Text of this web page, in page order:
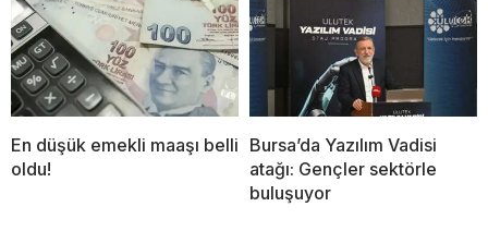
En düşük emekli maaşı belli
oldu!
Bursa’da Yazılım Vadisi
atağı: Gençler sektörle
buluşuyor